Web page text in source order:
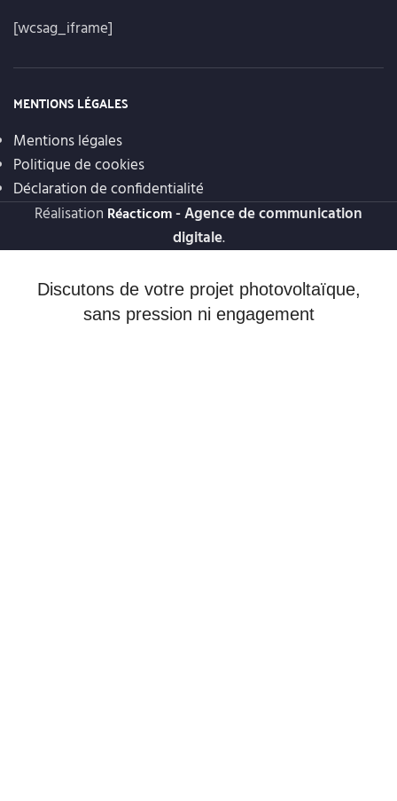
[wcsag_iframe]
MENTIONS LÉGALES
Mentions légales
Politique de cookies
Déclaration de confidentialité
Réalisation Réacticom- Agence de communication
digitale.
Discutons de votre projet photovoltaïque,
sans pression ni engagement